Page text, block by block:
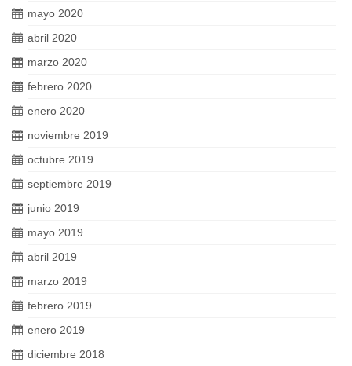
mayo 2020
abril 2020
marzo 2020
febrero 2020
enero 2020
noviembre 2019
octubre 2019
septiembre 2019
junio 2019
mayo 2019
abril 2019
marzo 2019
febrero 2019
enero 2019
diciembre 2018